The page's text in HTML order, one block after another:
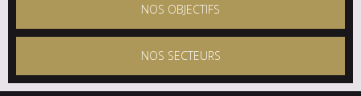
NOS OBJECTIFS
NOS SECTEURS